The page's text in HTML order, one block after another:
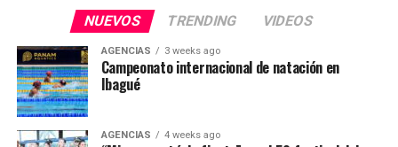
NUEVOS TRENDING VIDEOS
AGENCIAS 3 weeks ago
Campeonato internacional de natación en
Ibagué
AGENCIAS 4 weeks ago